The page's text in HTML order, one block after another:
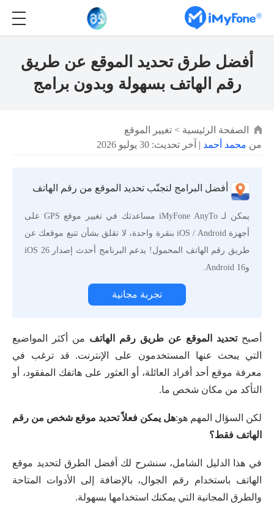
أفضل طرق تحديد الموقع عن طريق
رقم الهاتف بسهولة وبدون برامج
الصفحة الرئيسية > تغيير الموقع
من محمد أحمد | آخر تحديث: 30 يوليو 2026
أفضل البرامج لتجنّب تحديد الموقع من رقم الهاتف
يمكن لـ iMyFone AnyTo مساعدتك في تغيير موقع GPS على
أجهزة iOS / Android بنقرة واحدة، لا تقلق بشأن تتبع موقعك عن
طريق رقم الهاتف المحمول! يدعم البرنامج أحدث إصدار iOS 26
وAndroid 16.
تجربة مجانية
أصبحتحديد الموقع عن طريق رقم الهاتف من أكثر المواضيع
التي يبحث عنها المستخدمون على الإنترنت. قد ترغب في
معرفة موقع أحد أفراد العائلة، أو العثور على هاتفك المفقود، أو
التأكد من مكان شخص ما.
لكن السؤال المهم هو:هل يمكن فعلاً تحديد موقع شخص من رقم
الهاتف فقط؟
في هذا الدليل الشامل، سنشرح لك أفضل الطرق لتحديد موقع
الهاتف باستخدام رقم الجوال، بالإضافة إلى الأدوات المتاحة
والطرق المجانية التي يمكنك استخدامها بسهولة.